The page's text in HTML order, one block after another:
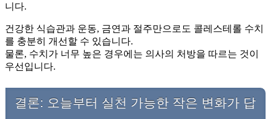
니다.
건강한 식습관과 운동, 금연과 절주만으로도 콜레스테롤 수치
를 충분히 개선할 수 있습니다.
물론, 수치가 너무 높은 경우에는 의사의 처방을 따르는 것이
우선입니다.
결론: 오늘부터 실천 가능한 작은 변화가 답